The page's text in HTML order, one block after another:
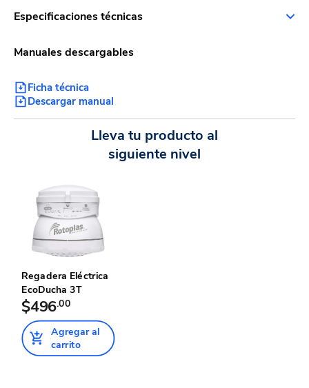
Especificaciones técnicas
Manuales descargables
Ficha técnica
Descargar manual
Lleva tu producto al
siguiente nivel
Regadera Eléctrica
EcoDucha 3T
$496.00
Agregar al
carrito